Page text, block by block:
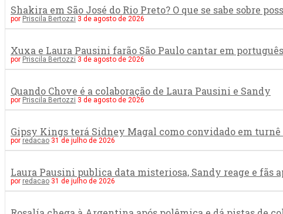
Shakira em São José do Rio Preto? O que se sabe sobre
por Priscila Bertozzi 3 de agosto de 2026
Xuxa e Laura Pausini farão São Paulo cantar em
por Priscila Bertozzi 3 de agosto de 2026
Quando Chove é a colaboração de Laura Pausini e Sandy
por Priscila Bertozzi 3 de agosto de 2026
Gipsy Kings terá Sidney Magal como convidado em
por redacao 31 de julho de 2026
Laura Pausini publica data misteriosa, Sandy reage e fãs
por redacao 31 de julho de 2026